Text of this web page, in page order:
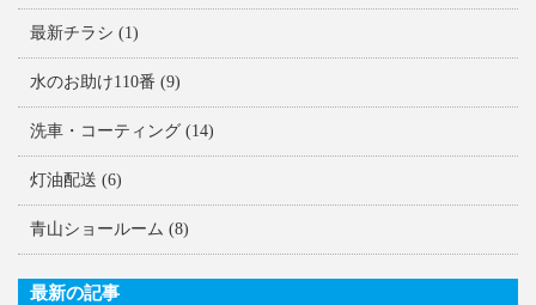
最新チラシ (1)
水のお助け110番 (9)
洗車・コーティング (14)
灯油配送 (6)
青山ショールーム (8)
最新の記事